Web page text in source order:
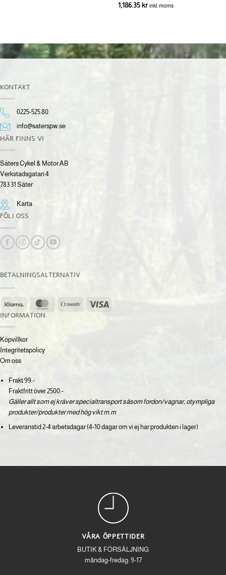
1,186.35 kr inkl. moms
KONTAKT
0225-525 80
info@saterspw.se
HÄR FINNS VI
Säters Cykel & Motor AB
Verkstadsgatan 4
783 31 Säter
Karta
FÖLJ OSS
BETALNINGSALTERNATIV
Klarna MasterCardSwish
INFORMATION
Köpvillkor
Integritetspolicy
Om oss
Frakt 99:-
Fraktfritt över 2500:-
Gäller allt som ej kräver specialtransport såsom fordon/vagnar, otympliga
produkter/produkter med hög vikt m.m
Leveranstid 2-4 arbetsdagar (4-10 dagar om vi ej har produkten i lager)
VÅRA ÖPPETTIDER
BUTIK & FÖRSÄLJNING
måndag-fredag: 9-17